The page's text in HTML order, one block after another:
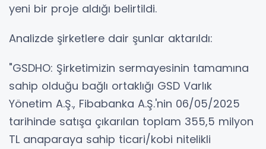
yeni bir proje aldığı belirtildi.
Analizde şirketlere dair şunlar aktarıldı:
"GSDHO: Şirketimizin sermayesinin tamamına
sahip olduğu bağlı ortaklığı GSD Varlık
Yönetim A.Ş., Fibabanka A.Ş.'nin 06/05/2025
tarihinde satışa çıkarılan toplam 355,5 milyon
TL anaparaya sahip ticari/kobi nitelikli